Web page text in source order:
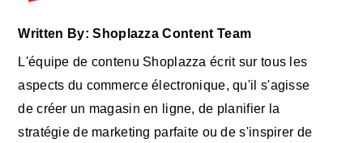
Written By: Shoplazza Content Team
L'équipe de contenu Shoplazza écrit sur tous les
aspects du commerce électronique, qu'il s'agisse
de créer un magasin en ligne, de planifier la
stratégie de marketing parfaite ou de s'inspirer de